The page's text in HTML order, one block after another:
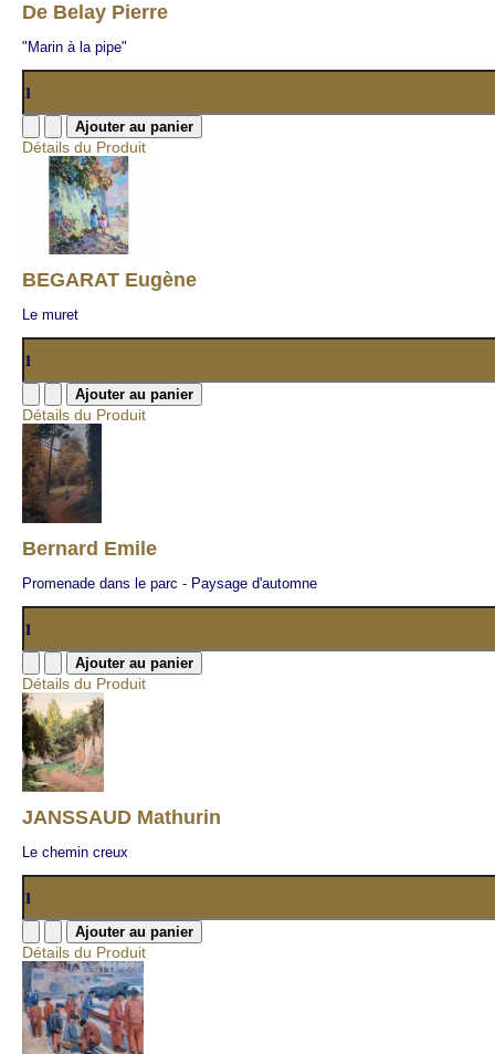
De Belay Pierre
"Marin à la pipe"
Détails du Produit
BEGARAT Eugène
Le muret
Détails du Produit
Bernard Emile
Promenade dans le parc - Paysage d'automne
Détails du Produit
JANSSAUD Mathurin
Le chemin creux
Détails du Produit